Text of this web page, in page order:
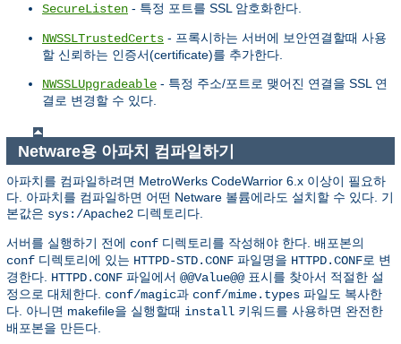
SecureListen - 특정 포트를 SSL 암호화한다.
NWSSLTrustedCerts - 프록시하는 서버에 보안연결할때 사용
할 신뢰하는 인증서(certificate)를 추가한다.
NWSSLUpgradeable - 특정 주소/포트로 맺어진 연결을 SSL 연
결로 변경할 수 있다.
Netware용 아파치 컴파일하기
아파치를 컴파일하려면 MetroWerks CodeWarrior 6.x 이상이 필요하
다. 아파치를 컴파일하면 어떤 Netware 볼륨에라도 설치할 수 있다. 기
본값은 sys:/Apache2 디렉토리다.
서버를 실행하기 전에 conf 디렉토리를 작성해야 한다. 배포본의
conf 디렉토리에 있는 HTTPD-STD.CONF 파일명을 HTTPD.CONF로 변
경한다. HTTPD.CONF 파일에서 @@Value@@표시를 찾아서 적절한 설
정으로 대체한다. conf/magic과 conf/mime.types 파일도 복사한
다. 아니면 makefile을 실행할때 install 키워드를 사용하면 완전한
배포본을 만든다.